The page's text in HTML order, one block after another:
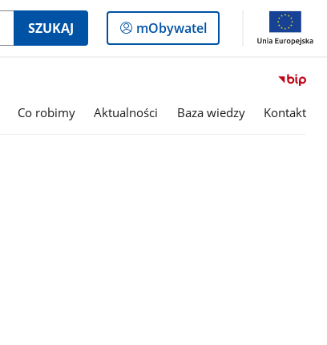
SZUKAJ
Logowanie
do
mObywatel
Co robimy Aktualności Baza wiedzy Kontakt